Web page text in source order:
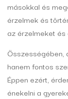
másokkal és
érzelmek és
az érzelmeket
Összességében,
hanem fontos
Éppen ezért,
énekelni a